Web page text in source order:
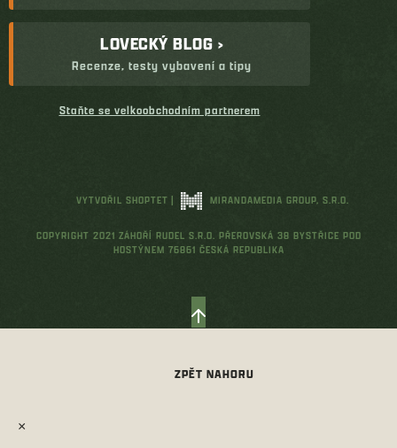
LOVECKÝ BLOG ›
Recenze, testy vybavení a tipy
Staňte se velkoobchodním partnerem
VYTVOŘIL SHOPTET | MIRANDAMEDIA GROUP, S.R.O.
COPYRIGHT 2021 ZÁHOŘÍ RUDEL S.R.O. PŘEROVSKÁ 38 BYSTŘICE POD
HOSTÝNEM 76861 ČESKÁ REPUBLIKA
×